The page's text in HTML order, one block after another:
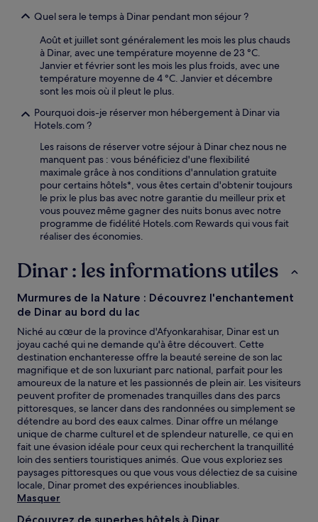
Quel sera le temps à Dinar pendant mon séjour ?
Août et juillet sont généralement les mois les plus chauds
à Dinar, avec une température moyenne de 23 °C.
Janvier et février sont les mois les plus froids, avec une
température moyenne de 4 °C. Janvier et décembre
sont les mois où il pleut le plus.
Pourquoi dois-je réserver mon hébergement à Dinar via
Hotels.com ?
Les raisons de réserver votre séjour à Dinar chez nous ne
manquent pas : vous bénéficiez d'une flexibilité
maximale grâce à nos conditions d'annulation gratuite
pour certains hôtels*, vous êtes certain d'obtenir toujours
le prix le plus bas avec notre garantie du meilleur prix et
vous pouvez même gagner des nuits bonus avec notre
programme de fidélité Hotels.com Rewards qui vous fait
réaliser des économies.
Dinar : les informations utiles
Murmures de la Nature : Découvrez l'enchantement
de Dinar au bord du lac
Niché au cœur de la province d'Afyonkarahisar, Dinar est un
joyau caché qui ne demande qu'à être découvert. Cette
destination enchanteresse offre la beauté sereine de son lac
magnifique et de son luxuriant parc national, parfait pour les
amoureux de la nature et les passionnés de plein air. Les visiteurs
peuvent profiter de promenades tranquilles dans des parcs
pittoresques, se lancer dans des randonnées ou simplement se
détendre au bord des eaux calmes. Dinar offre un mélange
unique de charme culturel et de splendeur naturelle, ce qui en
fait une évasion idéale pour ceux qui recherchent la tranquillité
loin des sentiers touristiques animés. Que vous exploriez ses
paysages pittoresques ou que vous vous délectiez de sa cuisine
locale, Dinar promet des expériences inoubliables.
Masquer